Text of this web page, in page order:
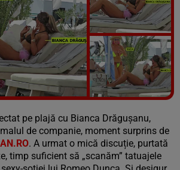
Vezi galeria foto
8 poze
pe plajă cu Bianca Drăgușanu,
de companie, moment surprins de
. A urmat o mică discuție, purtată
timp suficient să „scanăm” tatuajele